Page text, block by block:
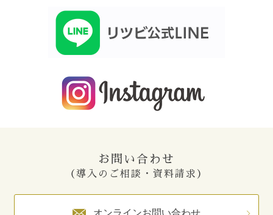
お問い合わせ
（導入のご相談・資料請求）
オンラインお問い合わせ